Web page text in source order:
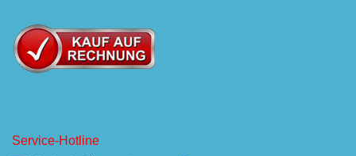
Service-Hotline